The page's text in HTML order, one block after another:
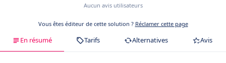
Aucun avis utilisateurs
Vous êtes éditeur de cette solution ? Réclamer cette page
En résumé Tarifs Alternatives Avis